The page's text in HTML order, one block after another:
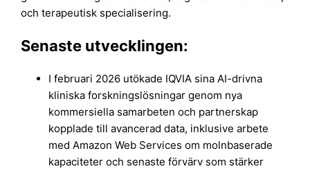
och terapeutisk specialisering.
Senaste utvecklingen:
I februari 2026 utökade IQVIA sina AI-drivna
kliniska forskningslösningar genom nya
kommersiella samarbeten och partnerskap
kopplade till avancerad data, inklusive arbete
med Amazon Web Services om molnbaserade
kapaciteter och senaste förvärv som stärker